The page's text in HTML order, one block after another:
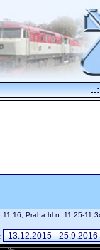
11.16, Praha hl.n. 11.25-